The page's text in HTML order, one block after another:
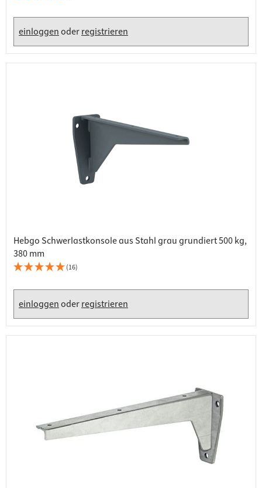
einloggenoderregistrieren
Hebgo Schwerlastkonsole aus Stahl grau grundiert 500 kg,
380 mm
(16)
einloggenoderregistrieren